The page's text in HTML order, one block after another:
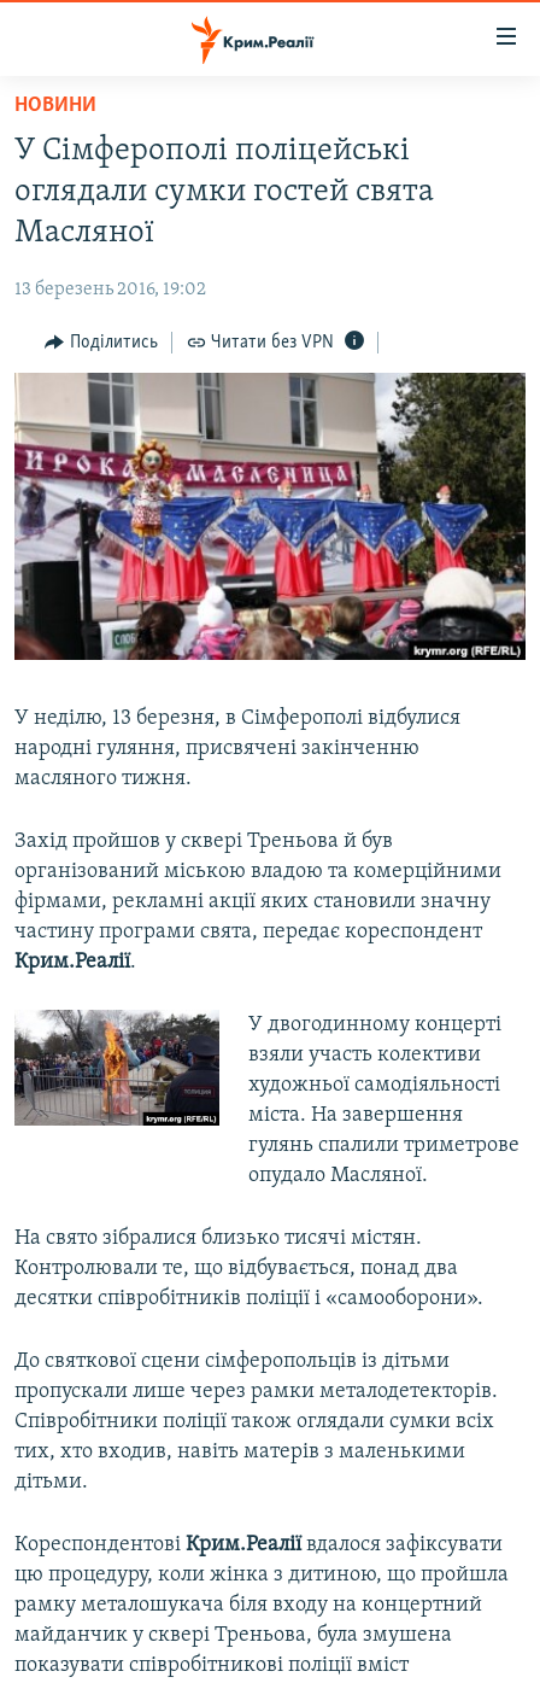
Перейти
основного
матеріалу
Перейти
до
основної
навігації
Перейти
до
НОВИНИ
ВОДА.КРИМ
ВІДЕО ТА ФОТО
БЛОГИ
ПОГЛЯД
ІНТЕРВ'Ю
ВСЕ ЗА ДЕНЬ
СПЕЦПРОЕКТИ
ДЕПОРТАЦІЯ
ВІДЕОУРОКИ «ELIFBE»
СВІДЧЕННЯ ОКУПАЦІЇ
УКРАЇНСЬКА ПРОБЛЕМА КРИМУ
ЯК ОБІЙТИ БЛОКУВАННЯ
Русский
Qırımtatar
НОВИНИ
У Сімферополі поліцейські
оглядали сумки гостей свята
Масляної
13 березень 2016, 19:02
Поділитись Читати без VPN
У неділю, 13 березня, в Сімферополі відбулися
народні гуляння, присвячені закінченню
масляного тижня.
Захід пройшов у сквері Треньова й був
організований міською владою та комерційними
фірмами, рекламні акції яких становили значну
частину програми свята, передає кореспондент
Крим.Реалії.
У двогодинному концерті
взяли участь колективи
художньої самодіяльності
міста. На завершення
гулянь спалили триметрове
опудало Масляної.
На свято зібралися близько тисячі містян.
Контролювали те, що відбувається, понад два
десятки співробітників поліції і «самооборони».
До святкової сцени сімферопольців із дітьми
пропускали лише через рамки металодетекторів.
Співробітники поліції також оглядали сумки всіх
тих, хто входив, навіть матерів з маленькими
дітьми.
Кореспондентові Крим.Реаліївдалося зафіксувати
цю процедуру, коли жінка з дитиною, що пройшла
рамку металошукача біля входу на концертний
майданчик у сквері Треньова, була змушена
показувати співробітникові поліції вміст